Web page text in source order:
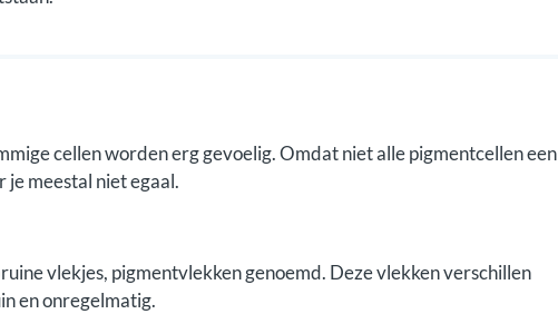
cellen worden erg gevoelig. Omdat niet alle pigmentcellen een
meestal niet egaal.
vlekjes, pigmentvlekken genoemd. Deze vlekken verschillen
en onregelmatig.